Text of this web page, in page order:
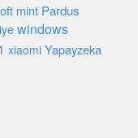
mint Pardus
windows
xiaomi Yapayzeka